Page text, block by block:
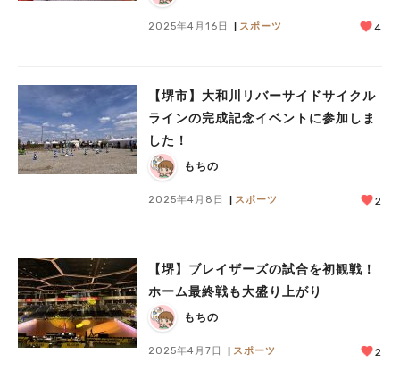
2025年4月16日 スポーツ 4
【堺市】大和川リバーサイドサイクル
ラインの完成記念イベントに参加しま
した！
もちの
2025年4月8日 スポーツ 2
【堺】ブレイザーズの試合を初観戦！
ホーム最終戦も大盛り上がり
もちの
2025年4月7日 スポーツ 2